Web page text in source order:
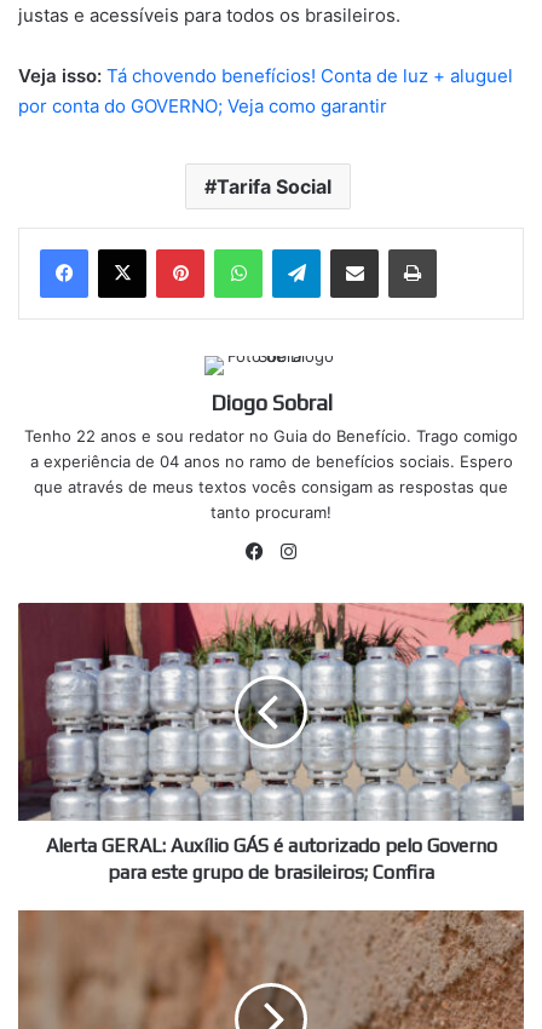
justas e acessíveis para todos os brasileiros.
Veja isso: Tá chovendo benefícios! Conta de luz + aluguel
por conta do GOVERNO; Veja como garantir
Tarifa Social
PinterestWhatsAppTelegramCompartilhar via e-mail Imprimir
Diogo Sobral
Tenho 22 anos e sou redator no Guia do Benefício. Trago comigo
a experiência de 04 anos no ramo de benefícios sociais. Espero
que através de meus textos vocês consigam as respostas que
tanto procuram!
Facebook
Alerta
Auxílio
GÁS
autorizado
pelo
Governo
para
esteAlerta GERAL: Auxílio GÁS é autorizado pelo Governo
para este grupo de brasileiros; Confira